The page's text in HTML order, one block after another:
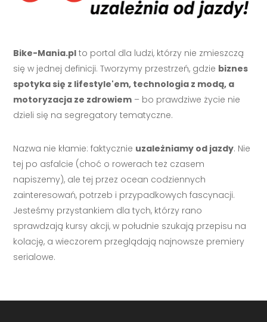
Bike-Mania.pl to portal dla ludzi, którzy nie zmieszczą
się w jednej definicji. Tworzymy przestrzeń, gdzie biznes
spotyka się z lifestyle'em, technologia z modą, a
motoryzacja ze zdrowiem – bo prawdziwe życie nie
dzieli się na segregatory tematyczne.
Nazwa nie kłamie: faktycznie uzależniamy od jazdy. Nie
tej po asfalcie (choć o rowerach też czasem
napiszemy), ale tej przez ocean codziennych
zainteresowań, potrzeb i przypadkowych fascynacji.
Jesteśmy przystankiem dla tych, którzy rano
sprawdzają kursy akcji, w południe szukają przepisu na
kolację, a wieczorem przeglądają najnowsze premiery
serialowe.